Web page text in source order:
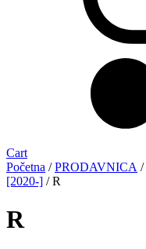
Cart
Početna /PRODAVNICA /
[2020-] / R
R